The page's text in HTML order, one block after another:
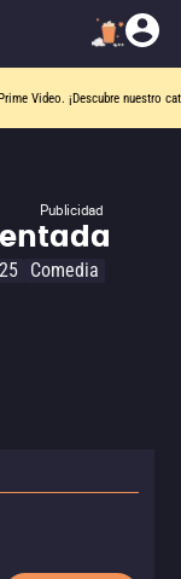
Video. ¡Descubre nuestro
Publicidad
Comedia